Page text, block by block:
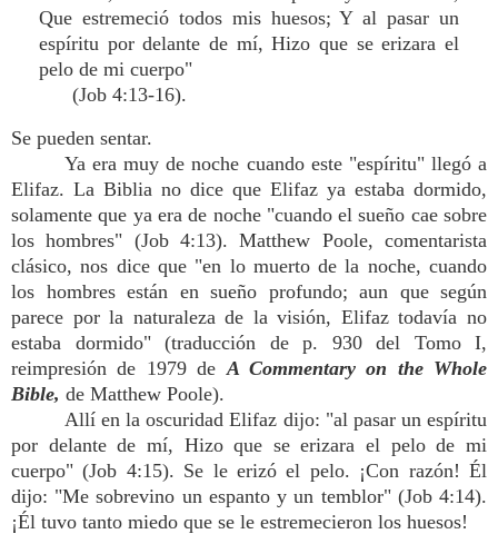
Que estremeció todos mis huesos; Y al pasar un
espíritu por delante de mí, Hizo que se erizara el
pelo de mi cuerpo"
(Job 4:13-16).
Se pueden sentar.
Ya era muy de noche cuando este "espíritu" llegó a
Elifaz. La Biblia no dice que Elifaz ya estaba dormido,
solamente que ya era de noche "cuando el sueño cae sobre
los hombres" (Job 4:13). Matthew Poole, comentarista
clásico, nos dice que "en lo muerto de la noche, cuando
los hombres están en sueño profundo; aun que según
parece por la naturaleza de la visión, Elifaz todavía no
estaba dormido" (traducción de p. 930 del Tomo I,
reimpresión de 1979 deA Commentary on the Whole
Bible, de Matthew Poole).
Allí en la oscuridad Elifaz dijo: "al pasar un espíritu
por delante de mí, Hizo que se erizara el pelo de mi
cuerpo" (Job 4:15). Se le erizó el pelo. ¡Con razón! Él
dijo: "Me sobrevino un espanto y un temblor" (Job 4:14).
¡Él tuvo tanto miedo que se le estremecieron los huesos!